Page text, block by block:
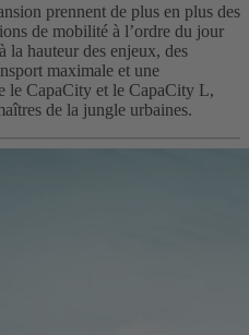
prennent de plus en plus des
de mobilité à l’ordre du jour
la hauteur des enjeux, des
maximale et une
le CapaCity et le CapaCity L,
de la jungle urbaines.